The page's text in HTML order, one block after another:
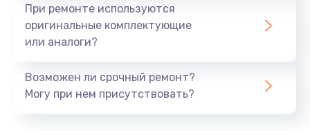
Замена материнской платы
Заказать
При ремонте используются
оригинальные комплектующие
или аналоги?
Возможен ли срочный ремонт?
Могу при нем присутствовать?